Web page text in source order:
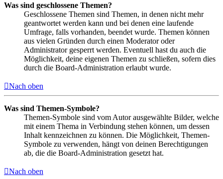
Was sind geschlossene Themen?
Geschlossene Themen sind Themen, in denen nicht mehr
geantwortet werden kann und bei denen eine laufende
Umfrage, falls vorhanden, beendet wurde. Themen können
aus vielen Gründen durch einen Moderator oder
Administrator gesperrt werden. Eventuell hast du auch die
Möglichkeit, deine eigenen Themen zu schließen, sofern dies
durch die Board-Administration erlaubt wurde.
Nach oben
Was sind Themen-Symbole?
Themen-Symbole sind vom Autor ausgewählte Bilder, welche
mit einem Thema in Verbindung stehen können, um dessen
Inhalt kennzeichnen zu können. Die Möglichkeit, Themen-
Symbole zu verwenden, hängt von deinen Berechtigungen
ab, die die Board-Administration gesetzt hat.
Nach oben